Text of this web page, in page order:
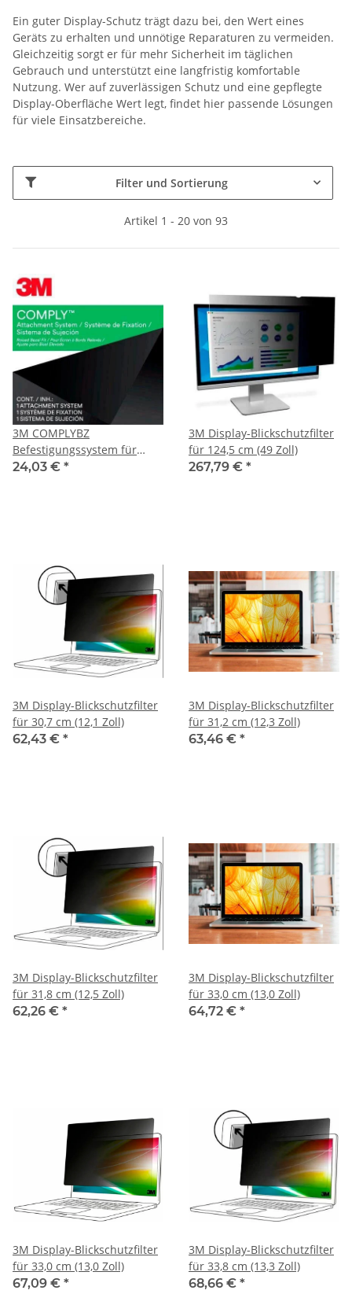
Ein guter Display-Schutz trägt dazu bei, den Wert eines
Geräts zu erhalten und unnötige Reparaturen zu vermeiden.
Gleichzeitig sorgt er für mehr Sicherheit im täglichen
Gebrauch und unterstützt eine langfristig komfortable
Nutzung. Wer auf zuverlässigen Schutz und eine gepflegte
Display-Oberfläche Wert legt, findet hier passende Lösungen
für viele Einsatzbereiche.
Filter und Sortierung
Artikel 1 - 20 von 93
3M COMPLYBZ
Befestigungssystem für
Display-Blickschutzfilter für
24,03 € *
3M Display-Blickschutzfilter
für 124,5 cm (49 Zoll)
267,79 € *
3M Display-Blickschutzfilter
für 30,7 cm (12,1 Zoll)
62,43 € *
3M Display-Blickschutzfilter
für 31,2 cm (12,3 Zoll)
63,46 € *
3M Display-Blickschutzfilter
für 31,8 cm (12,5 Zoll)
62,26 € *
3M Display-Blickschutzfilter
für 33,0 cm (13,0 Zoll)
64,72 € *
3M Display-Blickschutzfilter
für 33,0 cm (13,0 Zoll)
67,09 € *
3M Display-Blickschutzfilter
für 33,8 cm (13,3 Zoll)
68,66 € *